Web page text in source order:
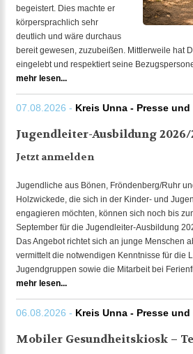
begeistert. Dies machte er
körpersprachlich sehr
deutlich und wäre durchaus
bereit gewesen, zuzubeißen. Mittlerweile hat
eingelebt und respektiert seine
mehr lesen...
07.08.2026 - Kreis Unna - Presse
Jugendleiter-Ausbildung 2026/
Jetzt anmelden
Jugendliche aus Bönen, Fröndenberg/Ruhr
Holzwickede, die sich in der Kinder- und
engagieren möchten, können sich noch bis
September für die Jugendleiter-Ausbildung
Das Angebot richtet sich an junge Menschen
vermittelt die notwendigen Kenntnisse für die
Jugendgruppen sowie die Mitarbeit bei
mehr lesen...
06.08.2026 - Kreis Unna - Presse
Mobiler Gesundheitskiosk –